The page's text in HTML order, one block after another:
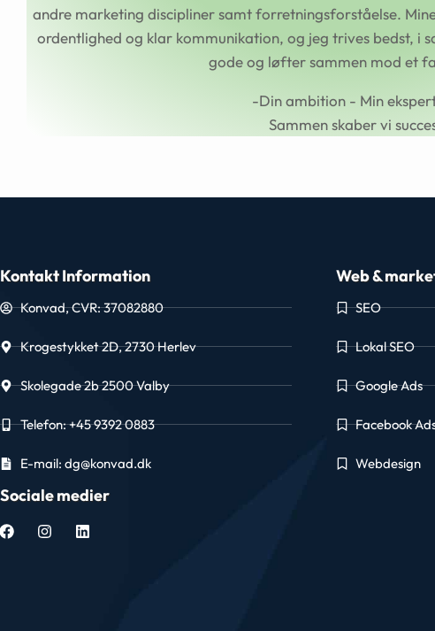
andre marketing discipliner samt forretningsforståelse.
ordentlighed og klar kommunikation, og jeg trives bedst, i
gode og løfter sammen mod et
-Din ambition - Min
Sammen skaber vi
Kontakt Information
Konvad, CVR: 37082880
Krogestykket 2D, 2730 Herlev
Skolegade 2b 2500 Valby
Telefon: +45 9392 0883
E-mail: dg@konvad.dk
Sociale medier
Web &
SEO
Lokal SEO
Google Ads
Facebook
Webdesign